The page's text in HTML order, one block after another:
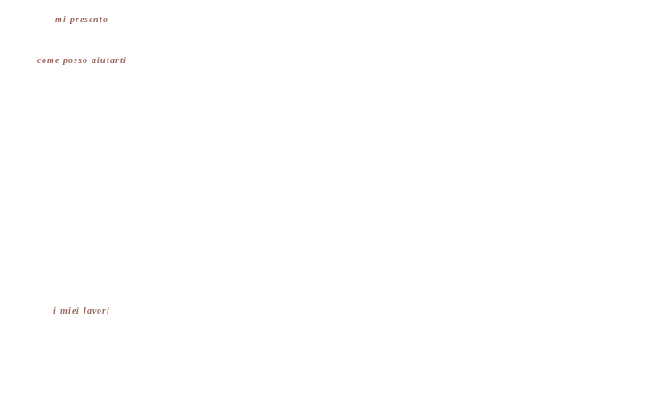
mi presento
come posso aiutarti
i miei lavori